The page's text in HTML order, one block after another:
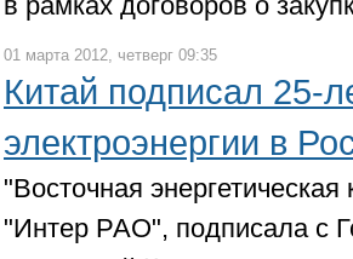
01 марта 2012, четверг 09:35
Китай подписал 25-
электроэнергии в
"Восточная
"Интер РАО", подписала с